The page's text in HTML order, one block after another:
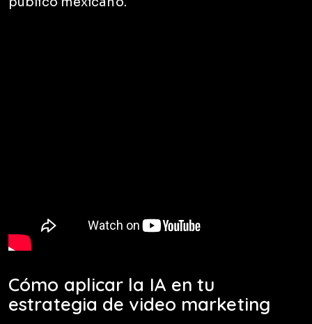
Cómo aplicar la IA en tu
estrategia de video marketing